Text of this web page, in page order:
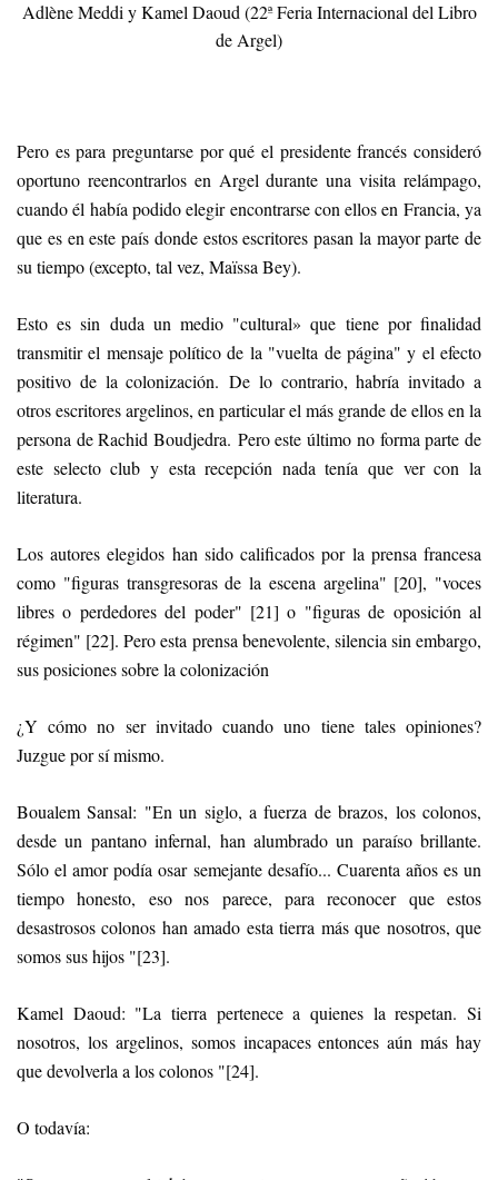
Adlène Meddi y Kamel Daoud (22ª Feria Internacional del Libro
de Argel)
Pero es para preguntarse por qué el presidente francés consideró
oportuno reencontrarlos en Argel durante una visita relámpago,
cuando él había podido elegir encontrarse con ellos en Francia, ya
que es en este país donde estos escritores pasan la mayor parte de
su tiempo (excepto, tal vez, Maïssa Bey).
Esto es sin duda un medio "cultural» que tiene por finalidad
transmitir el mensaje político de la "vuelta de página" y el efecto
positivo de la colonización. De lo contrario, habría invitado a
otros escritores argelinos, en particular el más grande de ellos en la
persona de Rachid Boudjedra. Pero este último no forma parte de
este selecto club y esta recepción nada tenía que ver con la
literatura.
Los autores elegidos han sido calificados por la prensa francesa
como "figuras transgresoras de la escena argelina" [20], "voces
libres o perdedores del poder" [21] o "figuras de oposición al
régimen" [22]. Pero esta prensa benevolente, silencia sin embargo,
sus posiciones sobre la colonización
¿Y cómo no ser invitado cuando uno tiene tales opiniones?
Juzgue por sí mismo.
Boualem Sansal: "En un siglo, a fuerza de brazos, los colonos,
desde un pantano infernal, han alumbrado un paraíso brillante.
Sólo el amor podía osar semejante desafío... Cuarenta años es un
tiempo honesto, eso nos parece, para reconocer que estos
desastrosos colonos han amado esta tierra más que nosotros, que
somos sus hijos "[23].
Kamel Daoud: "La tierra pertenece a quienes la respetan. Si
nosotros, los argelinos, somos incapaces entonces aún más hay
que devolverla a los colonos "[24].
O todavía: